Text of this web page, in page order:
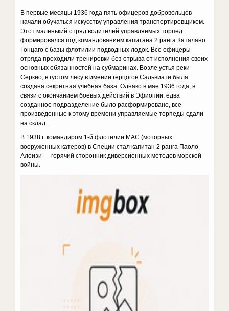
В первые месяцы 1936 года пять офицеров-добровольцев
начали обучаться искусству управления транспортировщиком.
Этот малень­кий отряд водителей управляемых торпед
формировался под командованием капитана 2 ранга Каталано
Гонцаго с базы флотилии под­водных лодок. Все офицеры
отряда проходили тренировки без отрыва от исполнения своих
основных обязанностей на субмаринах. Возле устья реки
Серкио, в густом лесу в имении герцогов Сальвиати была
создана секретная учебная база. Однако в мае 1936 года, в
связи с окончанием боевых действий в Эфиопии, едва
созданное подразде­ление было расформировано, все
произведенные к этому времени управляемые торпеды сдали
на склад.
В 1938 г. командиром 1-й флотилии МАС (моторных
вооруженных катеров) в Специи стал капитан 2 ранга Паоло
Алоизи — горячий сто­ронник диверсионных методов морской
войны.